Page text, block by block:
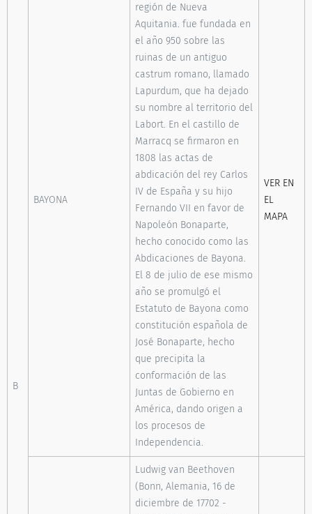
B
BAYONA
región de Nueva
Aquitania. fue fundada en
el año 950 sobre las
ruinas de un antiguo
castrum romano, llamado
Lapurdum, que ha dejado
su nombre al territorio del
Labort. En el castillo de
Marracq se firmaron en
1808 las actas de
abdicación del rey Carlos
IV de España y su hijo
Fernando VII en favor de
Napoleón Bonaparte,
hecho conocido como las
Abdicaciones de Bayona.
El 8 de julio de ese mismo
año se promulgó el
Estatuto de Bayona como
constitución española de
José Bonaparte, hecho
que precipita la
conformación de las
Juntas de Gobierno en
América, dando origen a
los procesos de
Independencia.
VER EN
EL
MAPA
Ludwig van Beethoven
(Bonn, Alemania, 16 de
diciembre de 17702 -